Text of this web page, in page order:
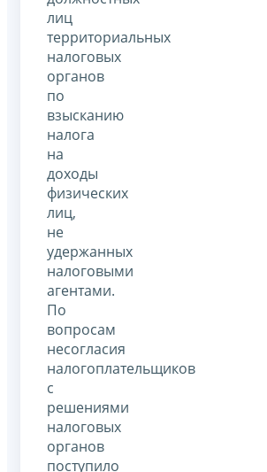
лиц
территориальных
налоговых
органов
по
взысканию
налога
на
доходы
физических
лиц,
не
удержанных
налоговыми
агентами.
По
вопросам
несогласия
налогоплательщиков
с
решениями
налоговых
органов
поступило